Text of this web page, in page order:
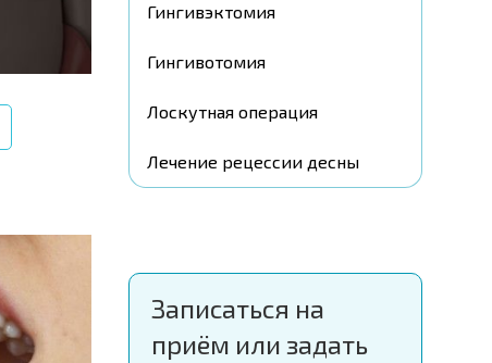
Гингивэктомия
Гингивотомия
Лоскутная операция
Лечение рецессии десны
Записаться на
приём или задать